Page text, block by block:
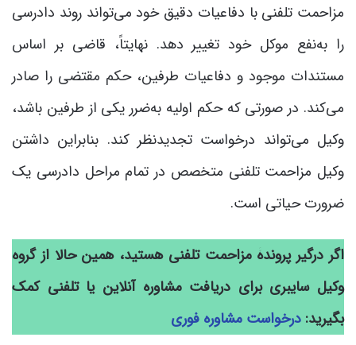
مزاحمت تلفنی با دفاعیات دقیق خود می‌تواند روند دادرسی
را به‌نفع موکل خود تغییر دهد. نهایتاً، قاضی بر اساس
مستندات موجود و دفاعیات طرفین، حکم مقتضی را صادر
می‌کند. در صورتی که حکم اولیه به‌ضرر یکی از طرفین باشد،
وکیل می‌تواند درخواست تجدیدنظر کند. بنابراین داشتن
وکیل مزاحمت تلفنی متخصص در تمام مراحل دادرسی یک
ضرورت حیاتی است.
اگر درگیر پروندۀ مزاحمت تلفنی هستید، همین حالا از گروه
وکیل سایبری برای دریافت مشاوره آنلاین یا تلفنی کمک
بگیرید: درخواست مشاوره فوری